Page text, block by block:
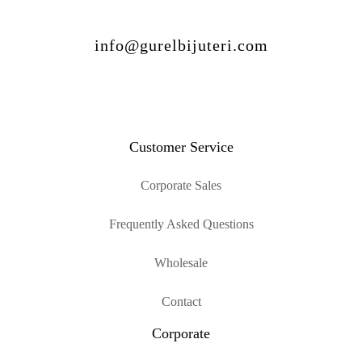
info@gurelbijuteri.com
Customer Service
Corporate Sales
Frequently Asked Questions
Wholesale
Contact
Corporate